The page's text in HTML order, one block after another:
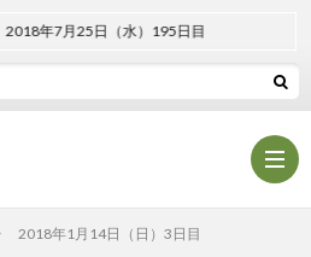
2018年7月25日（水）195日目
2018年1月14日（日）3日目